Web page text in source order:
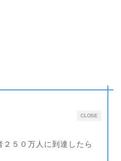
CLOSE
２５０万人に到達したら